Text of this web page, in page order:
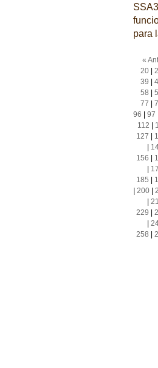
para
«
20|
39
58
77
96
97
112
127
156
185
200|
229
258